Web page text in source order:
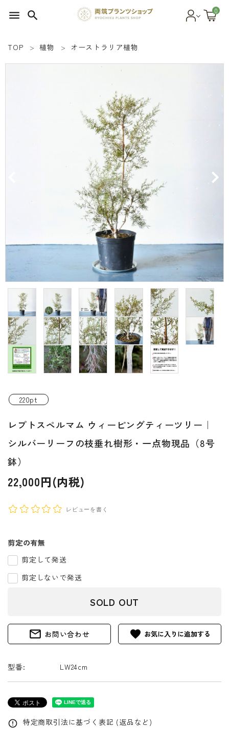
menu search 0
INFORMATIOM
ご利用ガイド
プライバシーポリシー
特定商取引法について
お問い合わせ
ACCOUNT MENU
ようこそ ゲスト 様
meeting_room ログイン
TOP 植物 オーストラリア植物
220pt
レプトスペルマム ウィーピングティーツリー｜
シルバーリーフの枝垂れ樹形・一点物現品（8号
鉢）
22,000円(内税)
レビューを書く
剪定の有無
剪定して発送
剪定しないで発送
SOLD OUT
mail_outline お問い合わせ favorite
型番: LW24cm
error_outline 特定商取引法に基づく表記 (返品など)